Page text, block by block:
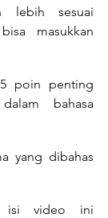
lebih sesuai
masukkan
poin penting
bahasa
yang dibahas
isi video ini